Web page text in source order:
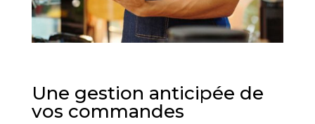
Une gestion anticipée de
vos commandes